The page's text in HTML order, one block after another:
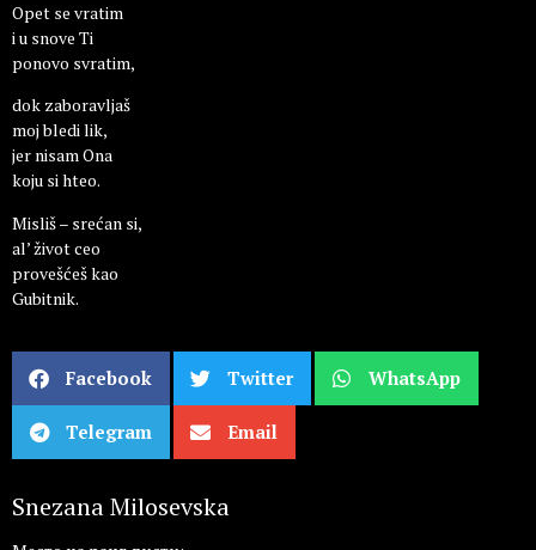
Opet se vratim
i u snove Ti
ponovo svratim,
dok zaboravljaš
moj bledi lik,
jer nisam Ona
koju si hteo.
Misliš – srećan si,
al’ život ceo
provešćeš kao
Gubitnik.
Facebook Twitter WhatsApp
Telegram Email
Snezana Milosevska